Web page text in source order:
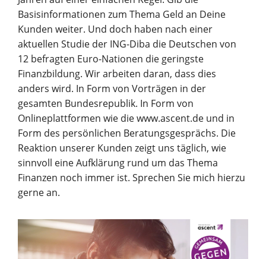
Basisinformationen zum Thema Geld an Deine
Kunden weiter. Und doch haben nach einer
aktuellen Studie der ING-Diba die Deutschen von
12 befragten Euro-Nationen die geringste
Finanzbildung. Wir arbeiten daran, dass dies
anders wird. In Form von Vorträgen in der
gesamten Bundesrepublik. In Form von
Onlineplattformen wie die www.ascent.de und in
Form des persönlichen Beratungsgesprächs. Die
Reaktion unserer Kunden zeigt uns täglich, wie
sinnvoll eine Aufklärung rund um das Thema
Finanzen noch immer ist. Sprechen Sie mich hierzu
gerne an.